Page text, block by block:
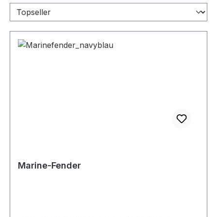
Marine-Fender